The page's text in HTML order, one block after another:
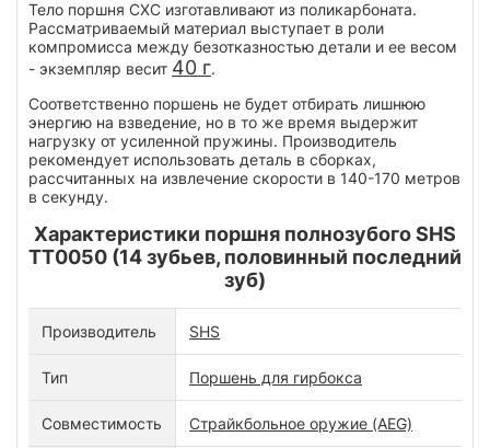
Тело поршня СХС изготавливают из поликарбоната.
Рассматриваемый материал выступает в роли
компромисса между безотказностью детали и ее весом
- экземпляр весит 40 г.
Соответственно поршень не будет отбирать лишнюю
энергию на взведение, но в то же время выдержит
нагрузку от усиленной пружины. Производитель
рекомендует использовать деталь в сборках,
рассчитанных на извлечение скорости в 140-170 метров
в секунду.
Характеристики поршня полнозубого SHS
TT0050 (14 зубьев, половинный последний
зуб)
Производитель SHS
Тип Поршень для гирбокса
Совместимость Страйкбольное оружие (AEG)